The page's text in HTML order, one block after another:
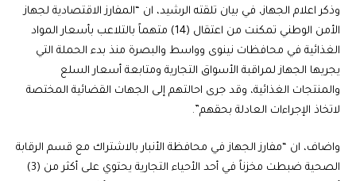
وذكر اعلام الجهاز، في بيان تلقته الرشيد، ان “المفارز الاقتصادية لجهاز
الأمن الوطني تمكنت من اعتقال (14) متهماً بالتلاعب بأسعار المواد
الغذائية في محافظات نينوى وواسط والبصرة منذ بدء الحملة التي
يجريها الجهاز لمراقبة الأسواق التجارية ومتابعة أسعار السلع
والمنتجات الغذائية، وقد جرى احالتهم إلى الجهات القضائية المختصة
لاتخاذ الإجراءات العادلة بحقهم”.
واضاف، ان “مفارز الجهاز في محافظة الأنبار بالاشتراك مع قسم الرقابة
الصحية ضبطت مخزناً في أحد الأحياء التجارية يحتوي على أكثر من (3)